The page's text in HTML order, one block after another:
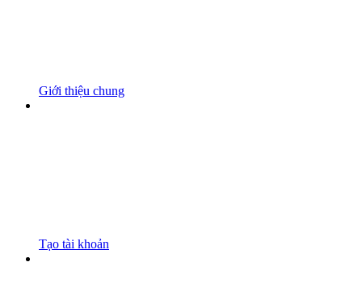
Giới thiệu chung
Tạo tài khoản